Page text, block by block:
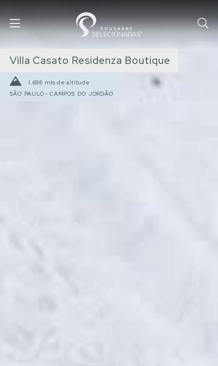
Villa Casato Residenza Boutique
1.698 mts de altitude
SÃO PAULO -CAMPOS DO JORDÃO